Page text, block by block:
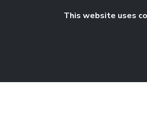
This website uses